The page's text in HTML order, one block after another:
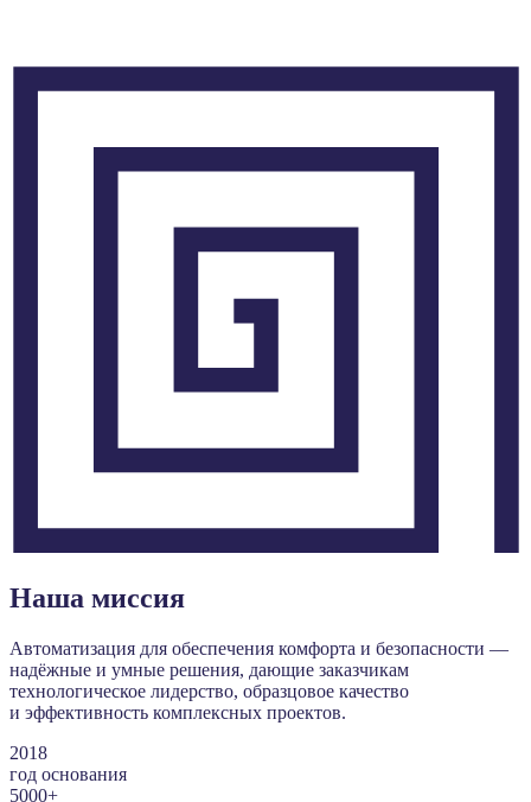
Наша миссия
Автоматизация для обеспечения комфорта и безопасности —
надёжные и умные решения, дающие заказчикам
технологическое лидерство, образцовое качество
и эффективность комплексных проектов.
2018
год основания
5000+